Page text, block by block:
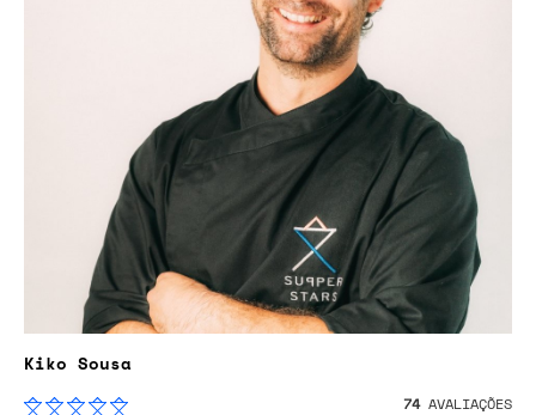
Kiko Sousa
74AVALIAÇÕES